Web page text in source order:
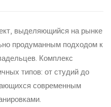
выделяющийся на рынке
продуманным подходом к
Комплекс
типов: от студий до
современным